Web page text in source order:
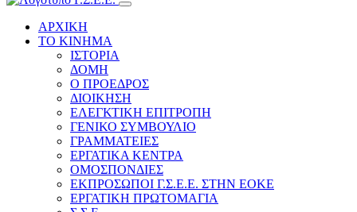
ΑΡΧΙΚΗ
ΤΟ ΚΙΝΗΜΑ
ΙΣΤΟΡΙΑ
ΔΟΜΗ
Ο ΠΡΟΕΔΡΟΣ
ΔΙΟΙΚΗΣΗ
ΕΛΕΓΚΤΙΚΗ ΕΠΙΤΡΟΠΗ
ΓΕΝΙΚΟ ΣΥΜΒΟΥΛΙΟ
ΓΡΑΜΜΑΤΕΙΕΣ
ΕΡΓΑΤΙΚΑ ΚΕΝΤΡΑ
ΟΜΟΣΠΟΝΔΙΕΣ
ΕΚΠΡΟΣΩΠΟΙ Γ.Σ.Ε.Ε. ΣΤΗΝ ΕΟΚΕ
ΕΡΓΑΤΙΚΗ ΠΡΩΤΟΜΑΓΙΑ